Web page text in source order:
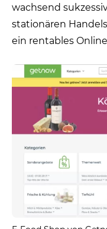
wachsend
stationären
ein rentables